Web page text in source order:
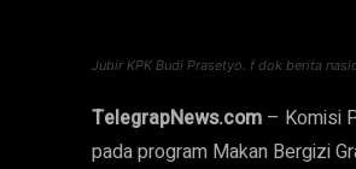
Jubir KPK Budi Prasetyo. f dok berita
TelegrapNews.com – Komisi
pada program Makan Bergizi